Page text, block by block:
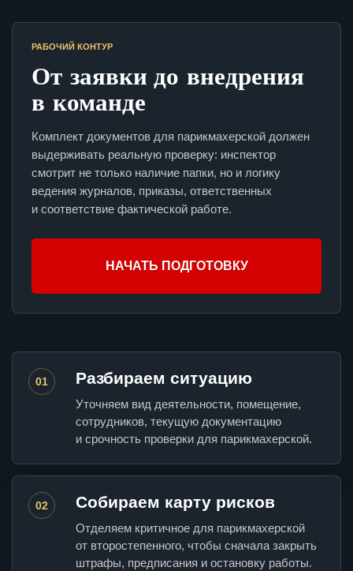
РАБОЧИЙ КОНТУР
От заявки до внедрения
в команде
Комплект документов для парикмахерской должен
выдерживать реальную проверку: инспектор
смотрит не только наличие папки, но и логику
ведения журналов, приказы, ответственных
и соответствие фактической работе.
НАЧАТЬ ПОДГОТОВКУ
01 Разбираем ситуацию
Уточняем вид деятельности, помещение,
сотрудников, текущую документацию
и срочность проверки для парикмахерской.
02 Собираем карту рисков
Отделяем критичное для парикмахерской
от второстепенного, чтобы сначала закрыть
штрафы, предписания и остановку работы.